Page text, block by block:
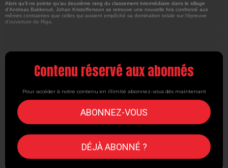
Alors qu'il ne pointe qu'au deuxième rang du classement intermédiaire dans le sillage
d'Andreas Bakkerud, Johan Kristoffersson se retrouve une nouvelle fois confronté aux
mêmes contraintes que celles qui avaient empêché sa domination totale sur l'épreuve
d'ouverture de Riga.
Contenu réservé aux abonnés
Pour accéder à notre contenu en illimité abonnez-vous dès maintenant
ABONNEZ-VOUS
DÉJÀ ABONNÉ ?